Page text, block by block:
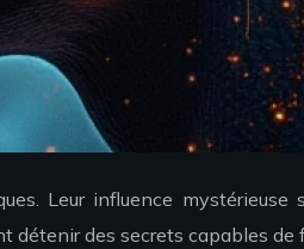
Leur influence
des secrets capables